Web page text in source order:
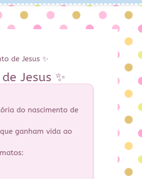
de Jesus ✨
Jesus ✨
do nascimento de
ganham vida ao